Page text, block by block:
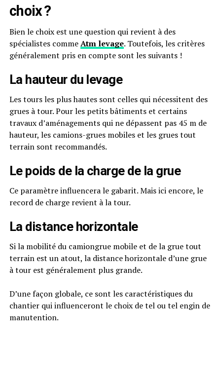
choix ?
Bien le choix est une question qui revient à des
spécialistes commeAtm levage. Toutefois, les critères
généralement pris en compte sont les suivants !
La hauteur du levage
Les tours les plus hautes sont celles qui nécessitent des
grues à tour. Pour les petits bâtiments et certains
travaux d’aménagements qui ne dépassent pas 45 m de
hauteur, les camions-grues mobiles et les grues tout
terrain sont recommandés.
Le poids de la charge de la grue
Ce paramètre influencera le gabarit. Mais ici encore, le
record de charge revient à la tour.
La distance horizontale
Si la mobilité du camiongrue mobile et de la grue tout
terrain est un atout, la distance horizontale d’une grue
à tour est généralement plus grande.
D’une façon globale, ce sont les caractéristiques du
chantier qui influenceront le choix de tel ou tel engin de
manutention.